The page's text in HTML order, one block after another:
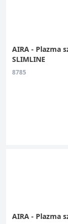
AIRA - Plazma
SLIMLINE
8785
AIRA - Plazma